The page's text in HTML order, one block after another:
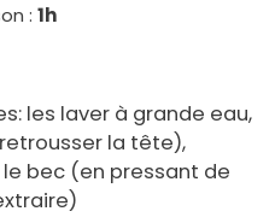
: 1h
les laver à grande eau,
la tête),
bec (en pressant de